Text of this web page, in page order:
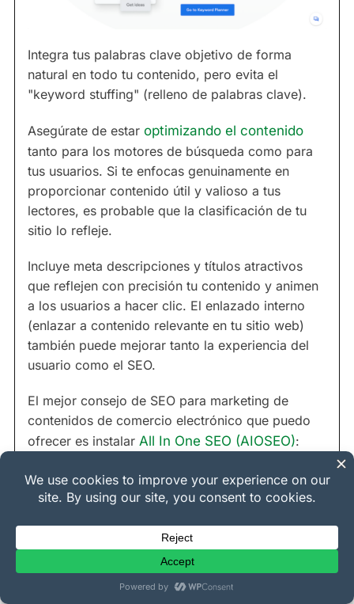
Integra tus palabras clave objetivo de forma
natural en todo tu contenido, pero evita el
"keyword stuffing" (relleno de palabras clave).
Asegúrate de estar optimizando el contenido
tanto para los motores de búsqueda como para
tus usuarios. Si te enfocas genuinamente en
proporcionar contenido útil y valioso a tus
lectores, es probable que la clasificación de tu
sitio lo refleje.
Incluye meta descripciones y títulos atractivos
que reflejen con precisión tu contenido y animen
a los usuarios a hacer clic. El enlazado interno
(enlazar a contenido relevante en tu sitio web)
también puede mejorar tanto la experiencia del
usuario como el SEO.
El mejor consejo de SEO para marketing de
contenidos de comercio electrónico que puedo
ofrecer es instalar All In One SEO (AIOSEO):